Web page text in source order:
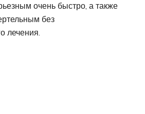
очень быстро, а также
без
лечения.